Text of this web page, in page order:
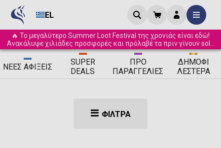
EL
🔥 Το μεγαλύτερο Summer Loot Festival της χρονιάς είναι εδώ!
Ανακάλυψε χιλιάδες προσφορές και πρόλαβέ τα πριν γίνουν sold
out! ☀️
ΝΈΕΣ ΑΦΊΞΕΙΣ
SUPER
DEALS
ΠΡΟ
ΠΑΡΑΓΓΕΛΊΕΣ
ΔΗΜΟΦΙ
ΛΈΣΤΕΡΑ
ΦΊΛΤΡΑ